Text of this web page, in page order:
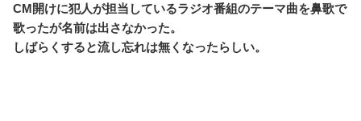
CM開けに犯人が担当しているラジオ番組のテーマ曲を鼻歌で
歌ったが名前は出さなかった。
しばらくすると流し忘れは無くなったらしい。